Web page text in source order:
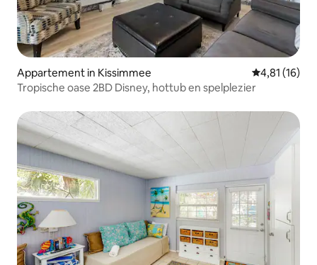
Appartement in Kissimmee Gemiddelde
4,81 (16)
Tropische oase 2BD Disney, hottub en spelplezier